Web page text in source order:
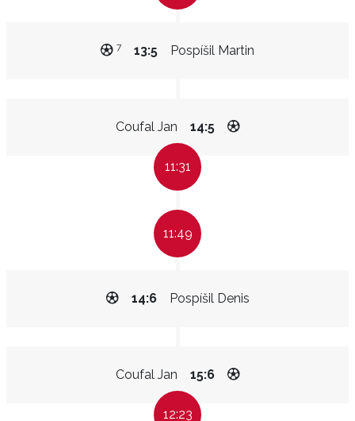
Pospíšil Martin
13:5
7
Coufal Jan 14:5
11:31
11:49
Pospíšil Denis
14:6
Coufal Jan 15:6
12:23